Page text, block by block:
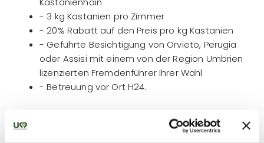
- 3 kg Kastanien pro Zimmer
- 20% Rabatt auf den Preis pro kg Kastanien
- Geführte Besichtigung von Orvieto, Perugia
oder Assisi mit einem von der Region Umbrien
lizenzierten Fremdenführer Ihrer Wahl
- Betreuung vor Ort H24.